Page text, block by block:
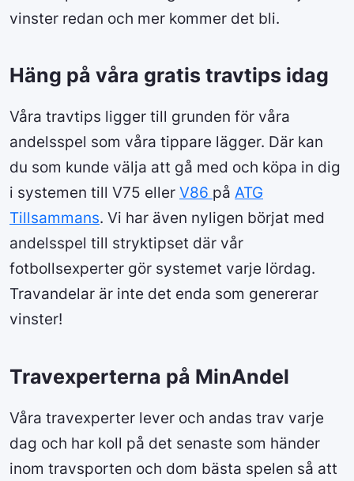
vinster redan och mer kommer det bli.
Häng på våra gratis travtips idag
Våra travtips ligger till grunden för våra
andelsspel som våra tippare lägger. Där kan
du som kunde välja att gå med och köpa in dig
i systemen till V75 eller V86 på ATG
Tillsammans. Vi har även nyligen börjat med
andelsspel till stryktipset där vår
fotbollsexperter gör systemet varje lördag.
Travandelar är inte det enda som genererar
vinster!
Travexperterna på MinAndel
Våra travexperter lever och andas trav varje
dag och har koll på det senaste som händer
inom travsporten och dom bästa spelen så att